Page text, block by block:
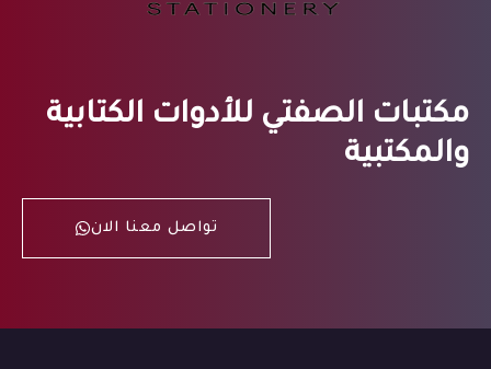
مكتبات الصفتي للأدوات الكتابية
والمكتبية
تواصل معنا الان